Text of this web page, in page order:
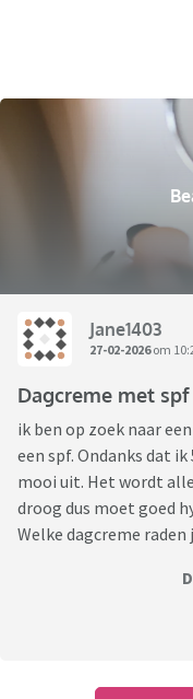
Jane1403
27-02-2026om
Dagcreme met
ik ben op zoek naar
een spf. Ondanks dat
mooi uit. Het wordt
droog dus moet goed
Welke dagcreme